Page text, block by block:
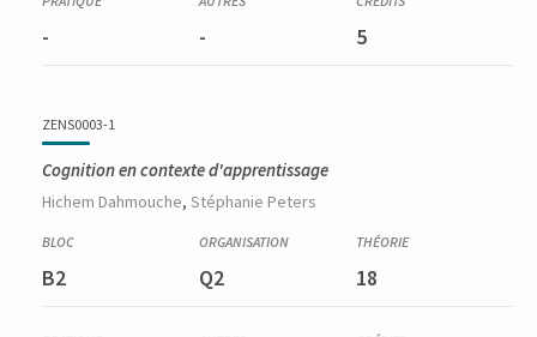
- - 5
ZENS0003-1
Cognition en contexte d'apprentissage
Hichem Dahmouche, Stéphanie Peters
B2 Q2 18